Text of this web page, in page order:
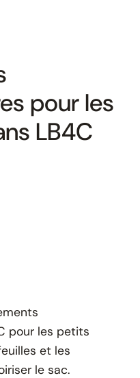
pour les
LB4C
pour les petits
et les
le sac.